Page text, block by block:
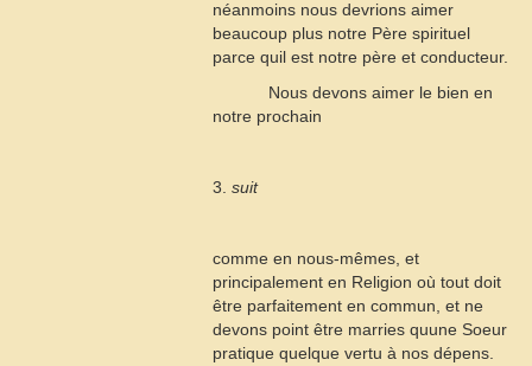
néanmoins nous devrions aimer
beaucoup plus notre Père spirituel
parce quil est notre père et conducteur.
Nous devons aimer le bien en
notre prochain
3. suit
comme en nous-mêmes, et
principalement en Religion où tout doit
être parfaitement en commun, et ne
devons point être marries quune Soeur
pratique quelque vertu à nos dépens.